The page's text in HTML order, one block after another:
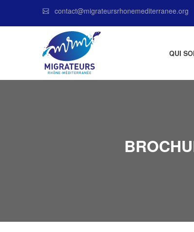
contact@migrateursrhonemediterranee.org
QUI